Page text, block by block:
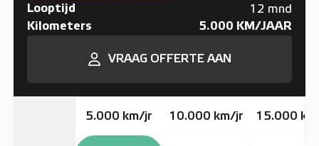
Looptijd
12 mnd
Kilometers 5.000 KM/JAAR
VRAAG OFFERTE AAN
5.000 km/jr 10.000 km/jr 15.000